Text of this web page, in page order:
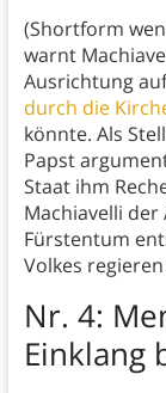
(Shortform
warnt
Ausrichtung
durch die
könnte. Als
Papst
Staat ihm
Machiavelli
Fürstentum
Volkes
Nr. 4:
Einklang